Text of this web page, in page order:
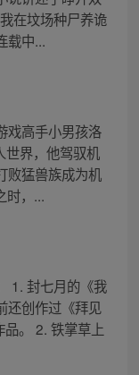
在坟场种尸养诡
载中...
戏高手小男孩洛
世界，他驾驭机
败猛兽族成为机
时，...
1. 封七月的《我
还创作过《拜见
。 2. 铁掌草上